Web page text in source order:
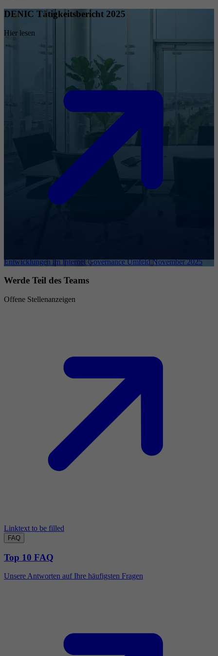
DENIC Tätigkeitsbericht 2025
Hier lesen
Entwicklungen im Internet Governance Umfeld November 2025
Werde Teil des Teams
Offene Stellenanzeigen
Linktext to be filled
FAQ
Top 10 FAQ
Unsere Antworten auf Ihre häufigsten Fragen